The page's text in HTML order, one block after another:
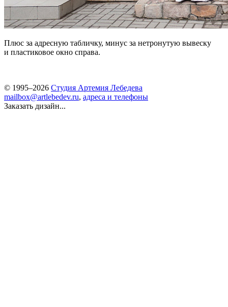
Плюс за адресную табличку, минус за нетронутую вывеску
и пластиковое окно справа.
© 1995–2026 Студия Артемия Лебедева
mailbox@artlebedev.ru, адреса и телефоны
Заказать дизайн...